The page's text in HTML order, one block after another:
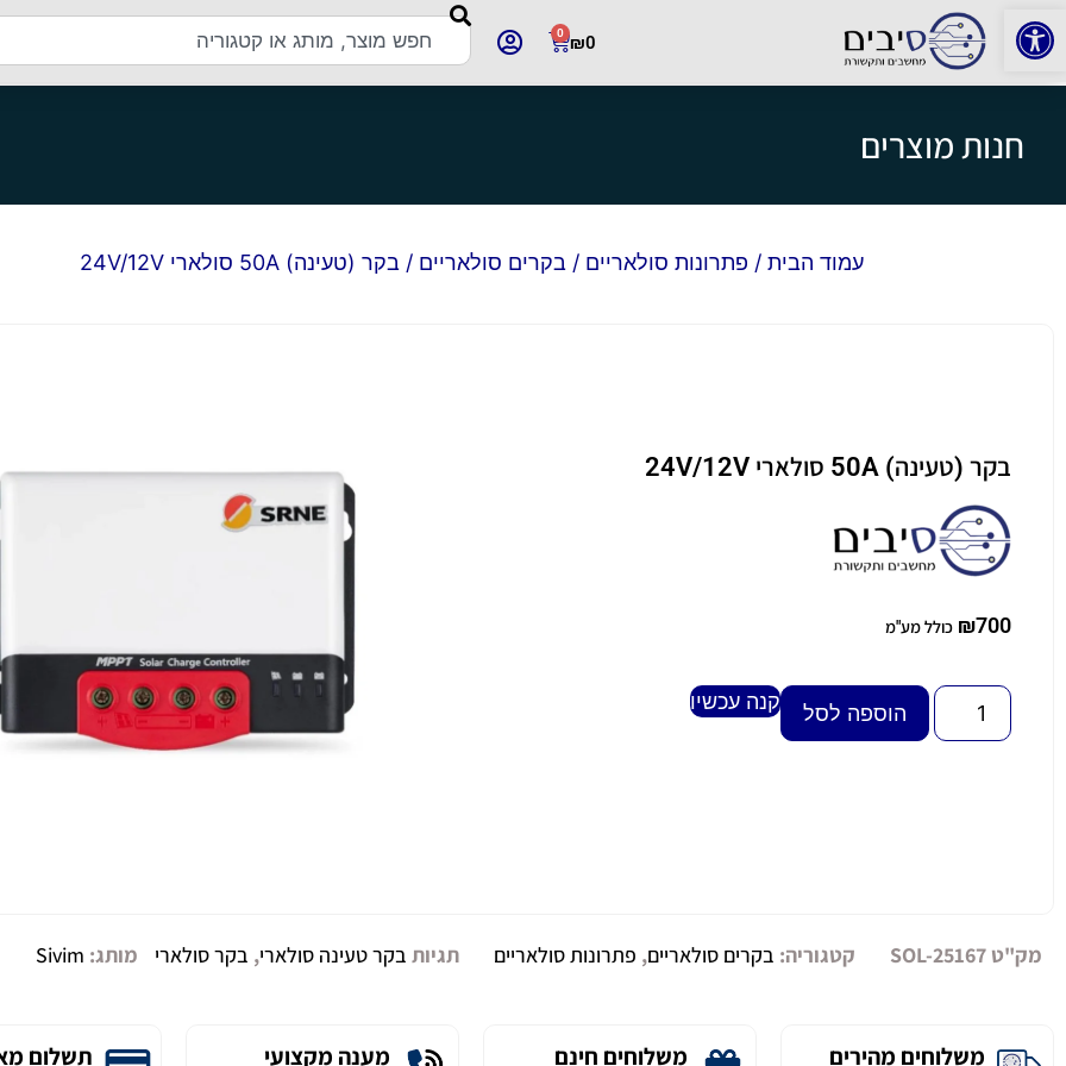
פתח סרגל נגישות ₪0
0
חנות מוצרים
עמוד הבית / פתרונות סולאריים / בקרים סולאריים / בקר (טעינה) 50A סולארי 24V/12V
בקר (טעינה) 50A סולארי 24V/12V
₪700 כולל מע"מ
הוספה לסל קנה עכשיו
מק"ט SOL-25167 קטגוריה: בקרים סולאריים, פתרונות סולאריים תגיות בקר טעינה סולארי, בקר סולארי מותג: Sivim
משלוחים מהירים משלוחים חינם מענה מקצועי תשלום